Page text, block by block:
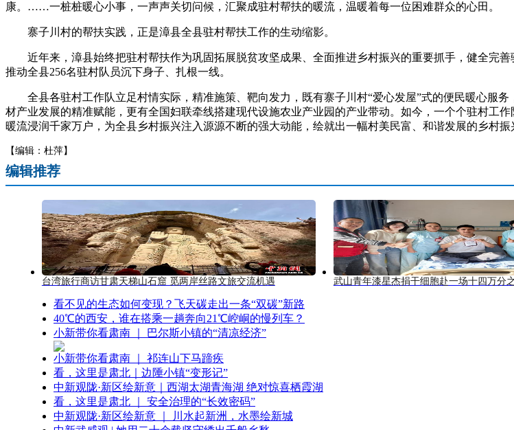
康。……一桩桩暖心小事，一声声关切问候，汇聚成驻村帮扶的暖流，温暖着每一位困难群众的心田。
寨子川村的帮扶实践，正是漳县全县驻村帮扶工作的生动缩影。
近年来，漳县始终把驻村帮扶作为巩固拓展脱贫攻坚成果、全面推进乡村振兴的重要抓手，健全完善
推动全县256名驻村队员沉下身子、扎根一线。
全县各驻村工作队立足村情实际，精准施策、靶向发力，既有寨子川村“爱心发屋”式的便民暖心服
材产业发展的精准赋能，更有全国妇联牵线搭建现代设施农业产业园的产业带动。如今，一个个驻村工
暖流浸润千家万户，为全县乡村振兴注入源源不断的强大动能，绘就出一幅村美民富、和谐发展的乡村振
【编辑：杜萍】
编辑推荐
台湾旅行商访甘肃天梯山石窟 觅两岸丝路文旅交流机遇 武山青年漆星杰捐干细胞赴一场十四万分
看不见的生态如何变现？飞天碳走出一条“双碳”新路
40℃的西安，谁在搭乘一趟奔向21℃崆峒的慢列车？
小新带你看肃南 ｜ 巴尔斯小镇的“清凉经济”
小新带你看肃南 ｜ 祁连山下马蹄疾
看，这里是肃北｜边陲小镇“变形记”
中新观陇·新区绘新意｜西湖太湖青海湖 绝对惊喜栖霞湖
看，这里是肃北 ｜ 安全治理的“长效密码”
中新观陇·新区绘新意 ｜ 川水起新洲，水墨绘新城